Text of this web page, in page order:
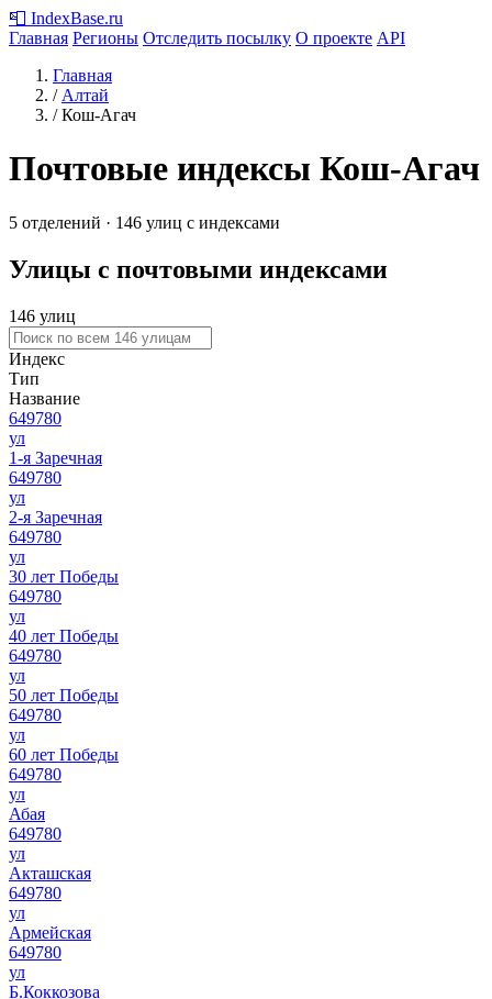
📮 IndexBase.ru
Главная Регионы Отследить посылку О проекте API
Главная
/ Алтай
/ Кош-Агач
Почтовые индексы Кош-Агач
5 отделений · 146 улиц с индексами
Улицы с почтовыми индексами
146 улиц
Индекс
Тип
Название
649780
ул
1-я Заречная
649780
ул
2-я Заречная
649780
ул
30 лет Победы
649780
ул
40 лет Победы
649780
ул
50 лет Победы
649780
ул
60 лет Победы
649780
ул
Абая
649780
ул
Акташская
649780
ул
Армейская
649780
ул
Б.Коккозова